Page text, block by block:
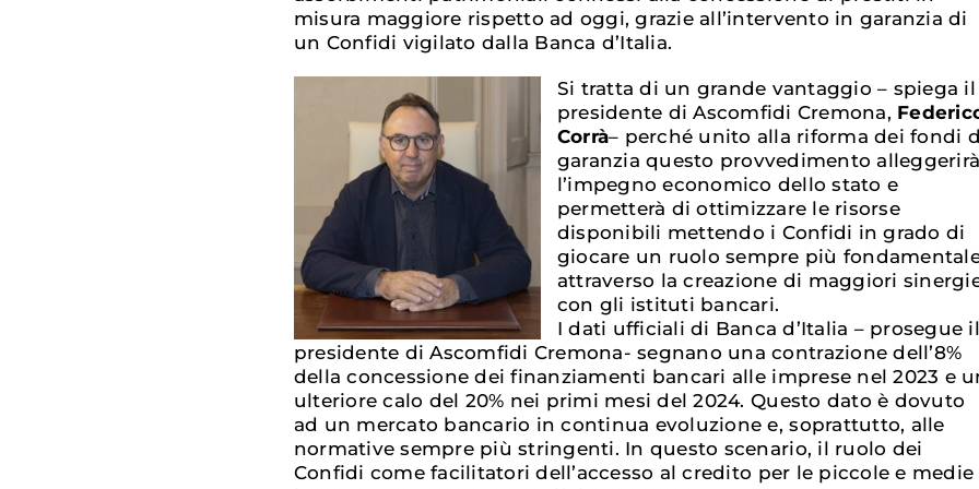
misura maggiore rispetto ad oggi, grazie all’intervento in garanzia di
un Confidi vigilato dalla Banca d’Italia.
Si tratta di un grande vantaggio – spiega il
presidente di Ascomfidi Cremona,
Corrà– perché unito alla riforma dei fondi
garanzia questo provvedimento alleggerirà
l’impegno economico dello stato e
permetterà di ottimizzare le risorse
disponibili mettendo i Confidi in grado di
giocare un ruolo sempre più
attraverso la creazione di maggiori
con gli istituti bancari.
I dati ufficiali di Banca d’Italia – prosegue il
presidente di Ascomfidi Cremona- segnano una contrazione dell’8%
della concessione dei finanziamenti bancari alle imprese nel 2023 e
ulteriore calo del 20% nei primi mesi del 2024. Questo dato è dovuto
ad un mercato bancario in continua evoluzione e, soprattutto, alle
normative sempre più stringenti. In questo scenario, il ruolo dei
Confidi come facilitatori dell’accesso al credito per le piccole e medie